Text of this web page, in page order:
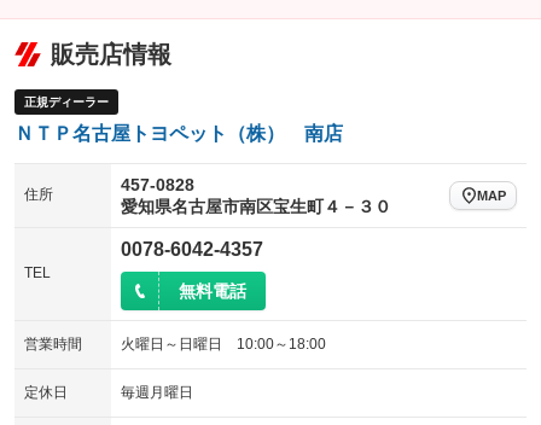
販売店情報
正規ディーラー
ＮＴＰ名古屋トヨペット（株） 南店
住所
457-0828
愛知県名古屋市南区宝生町４－３０
MAP
TEL
0078-6042-4357
無料電話
営業時間 火曜日～日曜日 10:00～18:00
定休日 毎週月曜日